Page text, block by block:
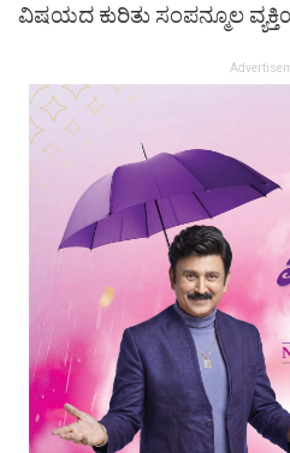
ವಿಷಯದ ಕುರಿತು ಸಂಪನ್ಮೂಲ